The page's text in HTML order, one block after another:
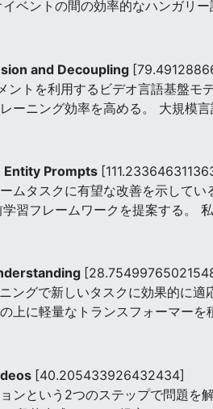
ベントの間の効率的なハンガリ
and Decoupling
トを利用するビデオ言語基盤モ
ーニング効率を高める。 大規模
Prompts
ムタスクに有望な改善を示して
習フレームワークを提案する。
ングで新しいタスクに効果的に
上に軽量なトランスフォーマー
[40.205433926432434]
ンという2つのステップで問題を